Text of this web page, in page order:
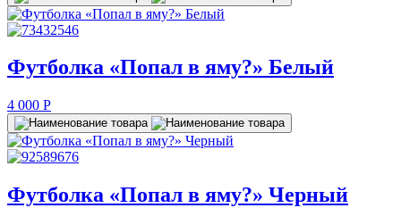
Футболка «Попал в яму?» Белый
4 000 P
Футболка «Попал в яму?» Черный